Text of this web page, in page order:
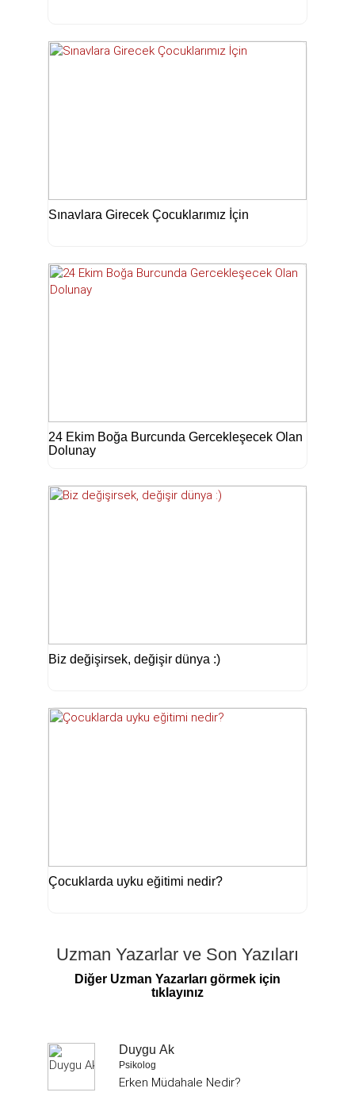
Sınavlara Girecek Çocuklarımız İçin
24 Ekim Boğa Burcunda Gercekleşecek Olan
Dolunay
Biz değişirsek, değişir dünya :)
Çocuklarda uyku eğitimi nedir?
Uzman Yazarlar ve Son Yazıları
Diğer Uzman Yazarları görmek için
tıklayınız
Duygu Ak
Psikolog
Erken Müdahale Nedir?